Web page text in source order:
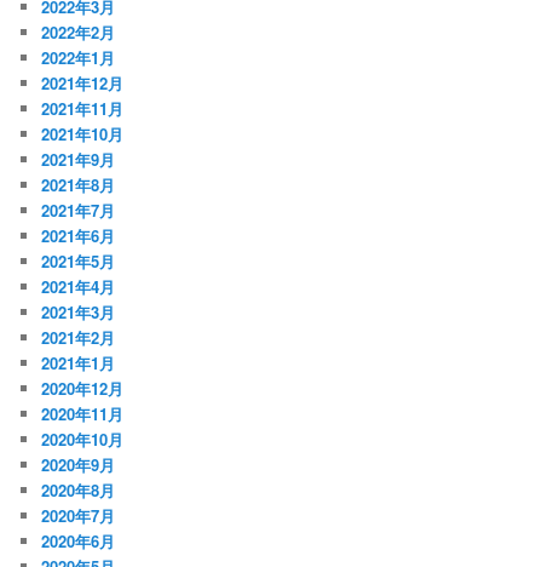
2022年3月
2022年2月
2022年1月
2021年12月
2021年11月
2021年10月
2021年9月
2021年8月
2021年7月
2021年6月
2021年5月
2021年4月
2021年3月
2021年2月
2021年1月
2020年12月
2020年11月
2020年10月
2020年9月
2020年8月
2020年7月
2020年6月